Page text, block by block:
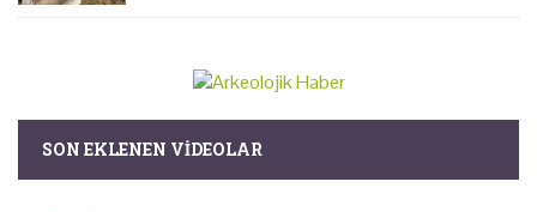
SON EKLENEN VIDEOLAR